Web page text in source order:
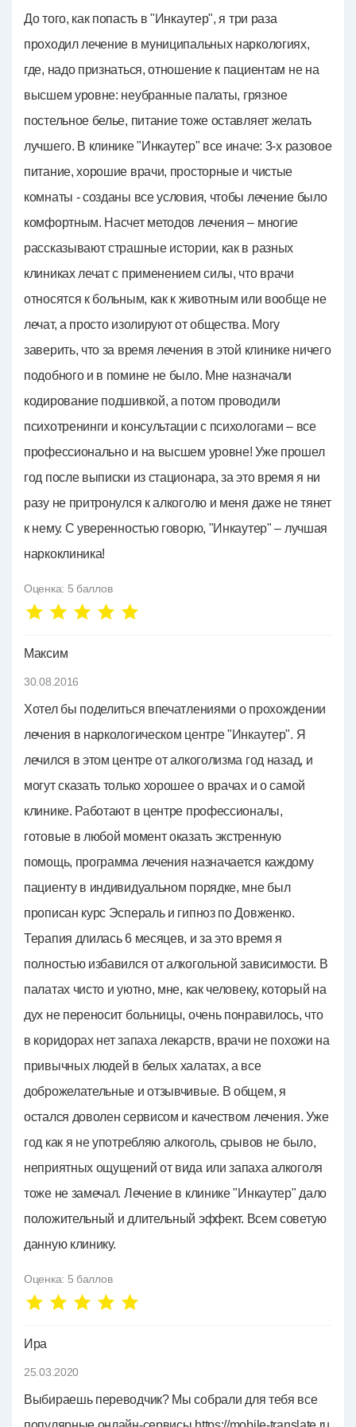
До того, как попасть в "Инкаутер", я три раза
проходил лечение в муниципальных наркологиях,
где, надо признаться, отношение к пациентам не на
высшем уровне: неубранные палаты, грязное
постельное белье, питание тоже оставляет желать
лучшего. В клинике "Инкаутер" все иначе: 3-х разовое
питание, хорошие врачи, просторные и чистые
комнаты - созданы все условия, чтобы лечение было
комфортным. Насчет методов лечения – многие
рассказывают страшные истории, как в разных
клиниках лечат с применением силы, что врачи
относятся к больным, как к животным или вообще не
лечат, а просто изолируют от общества. Могу
заверить, что за время лечения в этой клинике ничего
подобного и в помине не было. Мне назначали
кодирование подшивкой, а потом проводили
психотренинги и консультации с психологами – все
профессионально и на высшем уровне! Уже прошел
год после выписки из стационара, за это время я ни
разу не притронулся к алкоголю и меня даже не тянет
к нему. С уверенностью говорю, "Инкаутер" – лучшая
наркоклиника!
Оценка: 5 баллов
Максим
30.08.2016
Хотел бы поделиться впечатлениями о прохождении
лечения в наркологическом центре "Инкаутер". Я
лечился в этом центре от алкоголизма год назад, и
могут сказать только хорошее о врачах и о самой
клинике. Работают в центре профессионалы,
готовые в любой момент оказать экстренную
помощь, программа лечения назначается каждому
пациенту в индивидуальном порядке, мне был
прописан курс Эспераль и гипноз по Довженко.
Терапия длилась 6 месяцев, и за это время я
полностью избавился от алкогольной зависимости. В
палатах чисто и уютно, мне, как человеку, который на
дух не переносит больницы, очень понравилось, что
в коридорах нет запаха лекарств, врачи не похожи на
привычных людей в белых халатах, а все
доброжелательные и отзывчивые. В общем, я
остался доволен сервисом и качеством лечения. Уже
год как я не употребляю алкоголь, срывов не было,
неприятных ощущений от вида или запаха алкоголя
тоже не замечал. Лечение в клинике "Инкаутер" дало
положительный и длительный эффект. Всем советую
данную клинику.
Оценка: 5 баллов
Ира
25.03.2020
Выбираешь переводчик? Мы собрали для тебя все